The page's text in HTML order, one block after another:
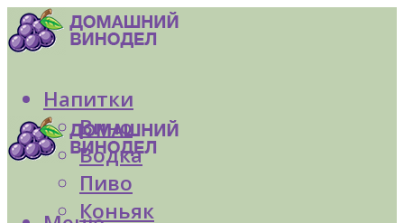
Напитки
Вино
Водка
Пиво
Коньяк